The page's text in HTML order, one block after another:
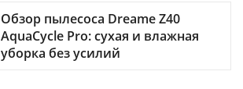
Обзор пылесоса Dreame Z40
AquaCycle Pro: сухая и влажная
уборка без усилий